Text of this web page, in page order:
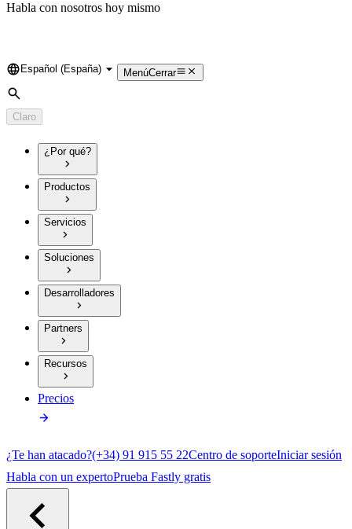
Habla con nosotros hoy mismo
Language
Español (España) MenúCerrar
Búsqueda
Claro
¿Por qué?
Productos
Servicios
Soluciones
Desarrolladores
Partners
Recursos
Precios
¿Te han atacado?(+34) 91 915 55 22Centro de soporteIniciar sesión
Habla con un expertoPrueba Fastly gratis